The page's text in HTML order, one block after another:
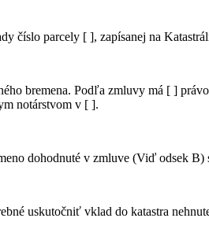
číslo parcely [ ], zapísanej na
bremena. Podľa zmluvy má [ ]
notárstvom v [ ].
dohodnuté v zmluve (Viď odsek B)
uskutočniť vklad do katastra